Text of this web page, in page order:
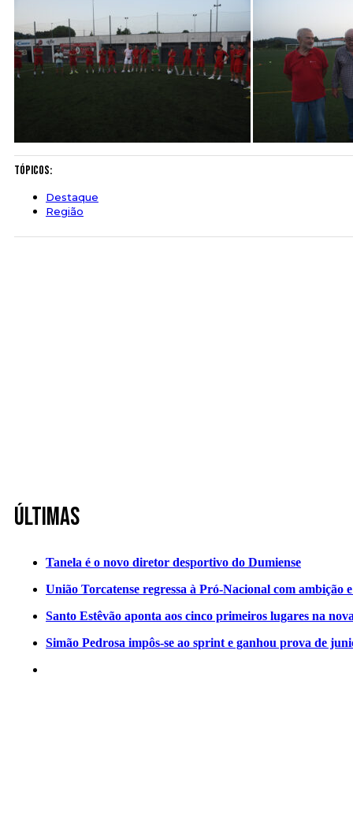
Tópicos:
Destaque
Região
Últimas
Tanela é o novo diretor desportivo do Dumiense
União Torcatense regressa à Pró-Nacional com ambição
Santo Estêvão aponta aos cinco primeiros lugares na
Simão Pedrosa impôs-se ao sprint e ganhou prova de